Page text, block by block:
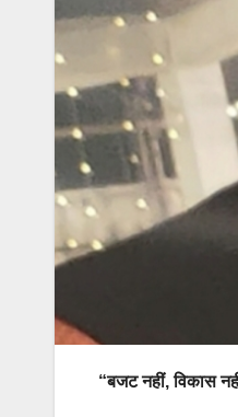
“बजट नहीं, विकास